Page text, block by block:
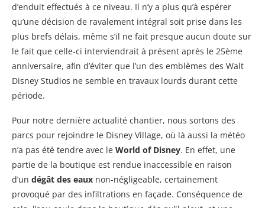
d’enduit effectués à ce niveau. Il n’y a plus qu’à espérer
qu’une décision de ravalement intégral soit prise dans les
plus brefs délais, même s’il ne fait presque aucun doute sur
le fait que celle-ci interviendrait à présent après le 25ème
anniversaire, afin d’éviter que l’un des emblèmes des Walt
Disney Studios ne semble en travaux lourds durant cette
période.
Pour notre dernière actualité chantier, nous sortons des
parcs pour rejoindre le Disney Village, où là aussi la météo
n’a pas été tendre avec le World of Disney. En effet, une
partie de la boutique est rendue inaccessible en raison
d’un dégât des eaux non-négligeable, certainement
provoqué par des infiltrations en façade. Conséquence de